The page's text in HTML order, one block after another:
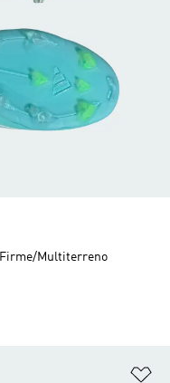
Firme/Multiterreno